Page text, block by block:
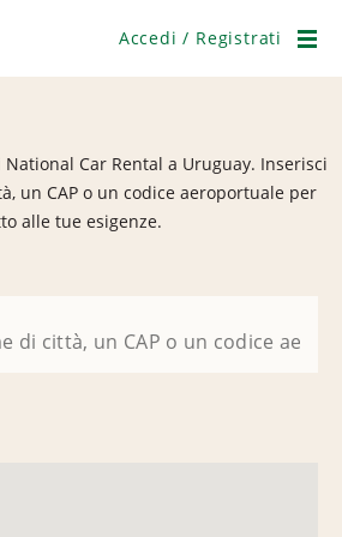
Accedi / Registrati
Car Rental a Uruguay. Inserisci
un CAP o un codice aeroportuale per
alle tue esigenze.